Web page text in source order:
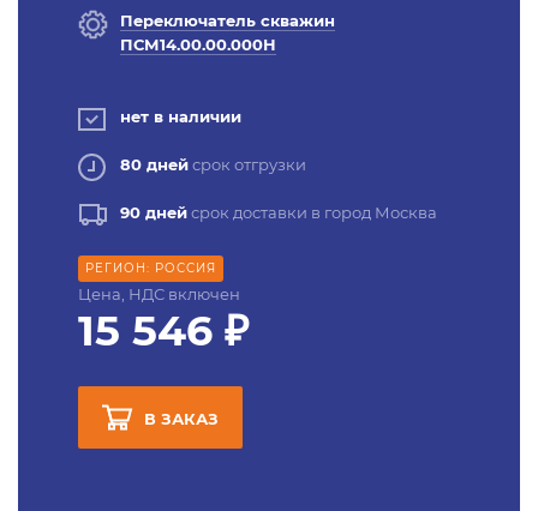
Переключатель скважин
ПСМ14.00.00.000Н
нет в наличии
80 днейсрок отгрузки
90 днейсрок доставки в город Москва
РЕГИОН: РОССИЯ
Цена, НДС включен
15 546 ₽
В ЗАКАЗ